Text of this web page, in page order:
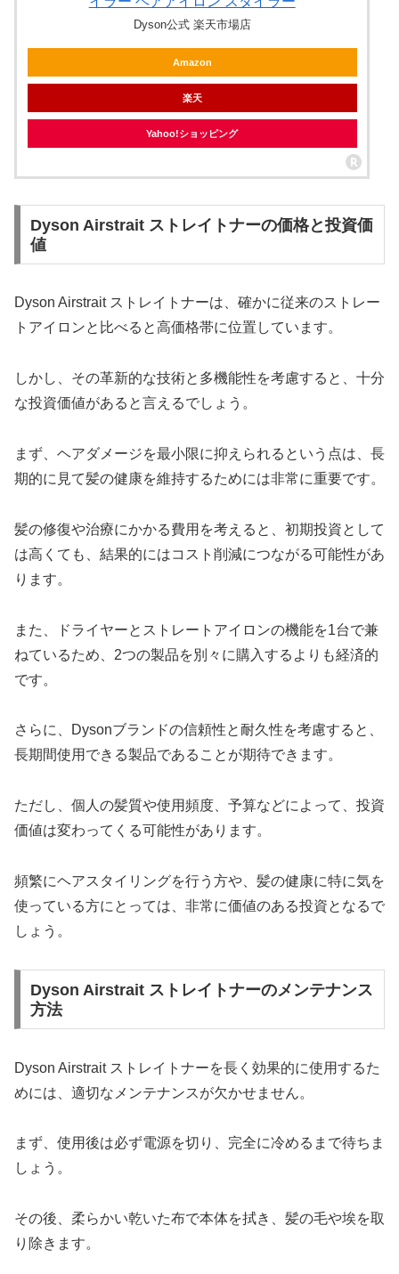
Dyson公式 楽天市場店
Amazon
楽天
Yahoo!ショッピング
Dyson Airstrait ストレイトナーの価格と投資価
値
Dyson Airstrait ストレイトナーは、確かに従来のストレー
トアイロンと比べると高価格帯に位置しています。
しかし、その革新的な技術と多機能性を考慮すると、十分
な投資価値があると言えるでしょう。
まず、ヘアダメージを最小限に抑えられるという点は、長
期的に見て髪の健康を維持するためには非常に重要です。
髪の修復や治療にかかる費用を考えると、初期投資として
は高くても、結果的にはコスト削減につながる可能性があ
ります。
また、ドライヤーとストレートアイロンの機能を1台で兼
ねているため、2つの製品を別々に購入するよりも経済的
です。
さらに、Dysonブランドの信頼性と耐久性を考慮すると、
長期間使用できる製品であることが期待できます。
ただし、個人の髪質や使用頻度、予算などによって、投資
価値は変わってくる可能性があります。
頻繁にヘアスタイリングを行う方や、髪の健康に特に気を
使っている方にとっては、非常に価値のある投資となるで
しょう。
Dyson Airstrait ストレイトナーのメンテナンス
方法
Dyson Airstrait ストレイトナーを長く効果的に使用するた
めには、適切なメンテナンスが欠かせません。
まず、使用後は必ず電源を切り、完全に冷めるまで待ちま
しょう。
その後、柔らかい乾いた布で本体を拭き、髪の毛や埃を取
り除きます。